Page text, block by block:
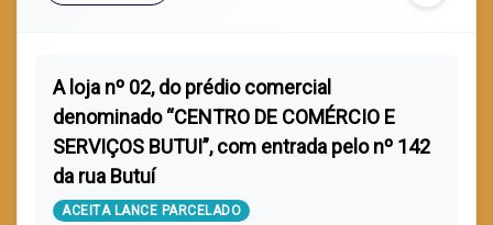
A loja nº 02, do prédio comercial
denominado “CENTRO DE COMÉRCIO E
SERVIÇOS BUTUI”, com entrada pelo nº 142
da rua Butuí
ACEITA LANCE PARCELADO